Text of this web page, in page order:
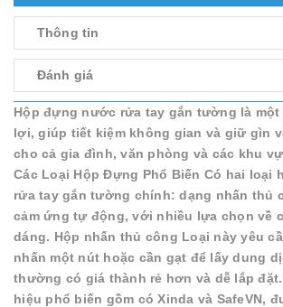
Thông tin
Đánh giá
Hộp đựng nước rửa tay gắn tường là một
lợi, giúp tiết kiệm không gian và giữ gìn
cho cả gia đình, văn phòng và các khu
Các Loại Hộp Đựng Phổ Biến Có hai loại
rửa tay gắn tường chính: dạng nhấn thủ
cảm ứng tự động, với nhiều lựa chọn về
dáng. Hộp nhấn thủ công Loại này yêu
nhấn một nút hoặc cần gạt để lấy dung
thường có giá thành rẻ hơn và dễ lắp
hiệu phổ biến gồm có Xinda và SafeVN,